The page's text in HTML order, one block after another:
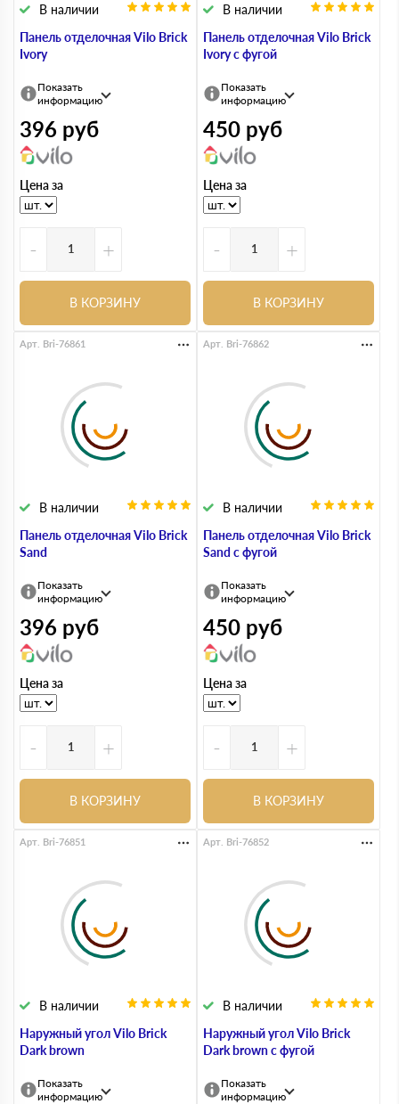
Панель отделочная Vilo Brick
Ivory
В наличии
Показать
информацию
396 руб
Цена за
- +
В КОРЗИНУ
Панель отделочная Vilo Brick
Ivory с фугой
В наличии
Показать
информацию
450 руб
Цена за
- +
В КОРЗИНУ
Панель отделочная Vilo Brick
Sand
В наличии
Арт. Bri-76861
Показать
информацию
396 руб
Цена за
- +
В КОРЗИНУ
Панель отделочная Vilo Brick
Sand с фугой
В наличии
Арт. Bri-76862
Показать
информацию
450 руб
Цена за
- +
В КОРЗИНУ
Наружный угол Vilo Brick
Dark brown
В наличии
Арт. Bri-76851
Показать
информацию
Наружный угол Vilo Brick
Dark brown с фугой
В наличии
Арт. Bri-76852
Показать
информацию